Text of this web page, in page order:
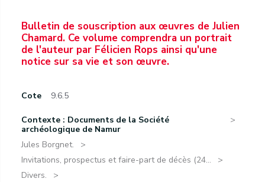
Bulletin de souscription aux œuvres de Julien
Chamard. Ce volume comprendra un portrait
de l'auteur par Félicien Rops ainsi qu'une
notice sur sa vie et son œuvre.
Cote 9.6.5
Contexte : Documents de la Société
archéologique de Namur
Jules Borgnet.
Invitations, prospectus et faire-part de décès (24...
Divers.